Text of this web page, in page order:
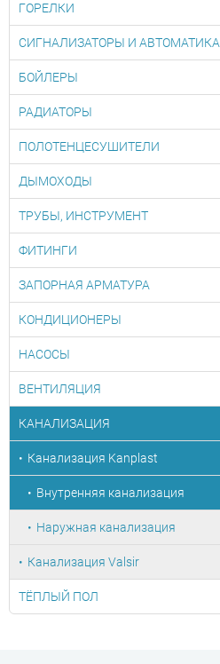
ГОРЕЛКИ
СИГНАЛИЗАТОРЫ И АВТОМАТИКА
БОЙЛЕРЫ
РАДИАТОРЫ
ПОЛОТЕНЦЕСУШИТЕЛИ
ДЫМОХОДЫ
ТРУБЫ, ИНСТРУМЕНТ
ФИТИНГИ
ЗАПОРНАЯ АРМАТУРА
КОНДИЦИОНЕРЫ
НАСОСЫ
ВЕНТИЛЯЦИЯ
КАНАЛИЗАЦИЯ
Канализация Kanplast
Внутренняя канализация
Наружная канализация
Канализация Valsir
ТЁПЛЫЙ ПОЛ